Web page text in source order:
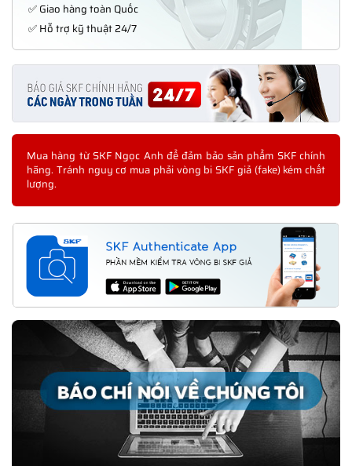
✅ Giao hàng toàn Quốc
✅ Hỗ trợ kỹ thuật 24/7
Mua hàng từ SKF Ngọc Anh để đảm bảo sản phẩm SKF chính
hãng. Tránh nguy cơ mua phải vòng bi SKF giả (fake) kém chất
lượng.